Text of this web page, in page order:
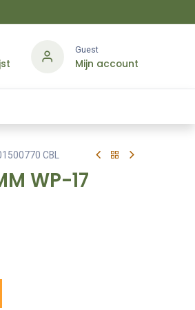
Guest
Mijn account
CBL
WP-17